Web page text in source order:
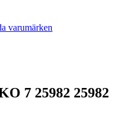
varumärken
7 25982 25982